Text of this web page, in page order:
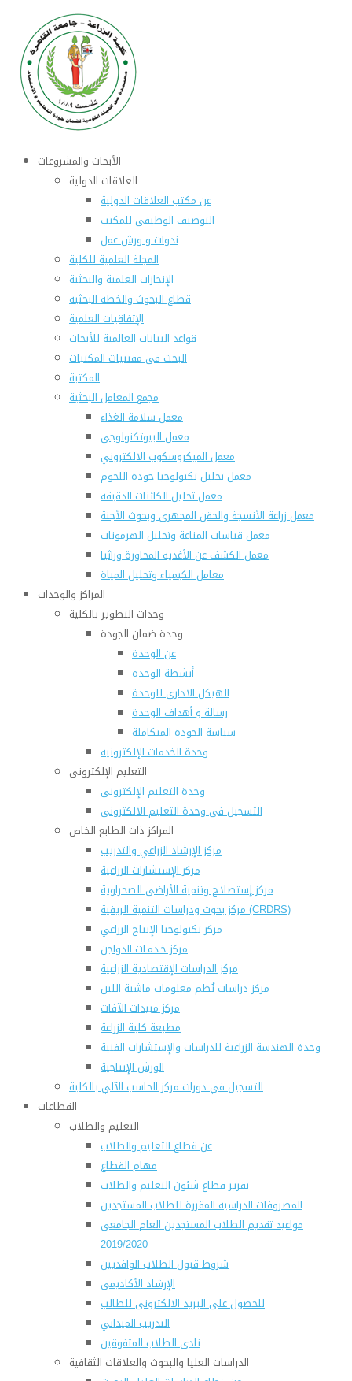
الأبحاث والمشروعات
العلاقات الدولية
عن مكتب العلاقات الدولية
التوصيف الوظيفى للمكتب
ندوات و ورش عمل
المجلة العلمية للكلية
الإنجازات العلمية والبحثية
قطاع البحوث والخطة البحثية
الإتفاقيات العلمية
قواعد البيانات العالمية للأبحاث
البحث فى مقتنيات المكتبات
المكتبة
مجمع المعامل البحثية
معمل سلامة الغذاء
معمل البيوتكنولوجى
معمل الميكروسكوب الالكتروني
معمل تحليل تكنولوجيا جودة اللحوم
معمل تحليل الكائنات الدقيقة
معمل زراعة الأنسجة والحقن المجهرى وبحوث الأجنة
معمل قياسات المناعة وتحليل الهرمونات
معمل الكشف عن الأغذية المحاورة وراثيا
معامل الكيمياء وتحليل المياة
المراكز والوحدات
وحدات التطوير بالكلية
وحدة ضمان الجودة
عن الوحدة
أنشطة الوحدة
الهيكل الادارى للوحدة
رسالة و أهداف الوحدة
سياسة الجودة المتكاملة
وحدة الخدمات الإلكترونية
التعليم الإلكترونى
وحدة التعليم الإلكترونى
التسجيل فى وحدة التعليم الالكترونى
المراكز ذات الطابع الخاص
مركز الإرشاد الزراعي والتدريب
مركز الإستشارات الزراعية
مركز إستصلاح وتنمية الأراضى الصحراوية
مركز بحوث ودراسات التنمية الريفية (CRDRS)
مركز تكنولوجيا الإنتاج الزراعي
مركز خـدمـات الدواجن
مركز الدراسات الإقتصادية الزراعية
مركز دراسات نُظم معلومات ماشية اللبن
مركز مبيدات الآفات
مطبعة كلية الزراعة
وحدة الهندسة الزراعية للدراسات والإستشارات الفنية
الورش الإنتاجية
التسجيل في دورات مركز الحاسب الآلي بالكلية
القطاعات
التعليم والطلاب
عن قطاع التعليم والطلاب
مهام القطاع
تقرير قطاع شئون التعليم والطلاب
المصروفات الدراسية المقررة للطلاب المستجدين
مواعيد تقديم الطلاب المستجدين العام الجامعى
2019/2020
شروط قبول الطلاب الوافديين
الإرشاد الأكاديمى
للحصول على البريد الالكترونى للطالب
التدريب الميداني
نادى الطلاب المتفوقين
الدراسات العليا والبحوث والعلاقات الثقافية